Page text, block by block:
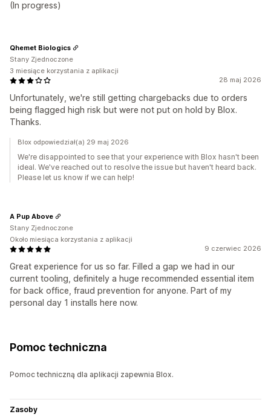
(In progress)
28 maj 2026
Unfortunately, we're still getting chargebacks due to orders
being flagged high risk but were not put on hold by Blox.
Thanks.
Qhemet Biologics
Stany Zjednoczone
3 miesiące korzystania z aplikacji
Blox odpowiedział(a) 29 maj 2026
We're disappointed to see that your experience with Blox hasn't been
ideal. We've reached out to resolve the issue but haven't heard back.
Please let us know if we can help!
9 czerwiec 2026
Great experience for us so far. Filled a gap we had in our
current tooling, definitely a huge recommended essential item
for back office, fraud prevention for anyone. Part of my
personal day 1 installs here now.
A Pup Above
Stany Zjednoczone
Około miesiąca korzystania z aplikacji
Pomoc techniczna
Pomoc techniczną dla aplikacji zapewnia Blox.
Zasoby